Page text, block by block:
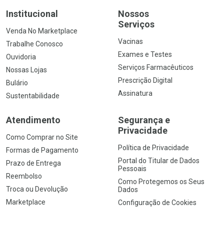
Institucional
Venda No Marketplace
Trabalhe Conosco
Ouvidoria
Nossas Lojas
Bulário
Sustentabilidade
Nossos
Serviços
Vacinas
Exames e Testes
Serviços Farmacêuticos
Prescrição Digital
Assinatura
Atendimento
Como Comprar no Site
Formas de Pagamento
Prazo de Entrega
Reembolso
Troca ou Devolução
Marketplace
Segurança e
Privacidade
Política de Privacidade
Portal do Titular de Dados
Pessoais
Como Protegemos os Seus
Dados
Configuração de Cookies